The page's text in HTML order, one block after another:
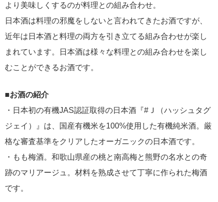
より美味しくするのが料理との組み合わせ。
日本酒は料理の邪魔をしないと言われてきたお酒ですが、
近年は日本酒と料理の両方を引き立てる組み合わせが楽し
まれています。日本酒は様々な料理との組み合わせを楽し
むことができるお酒です。
■お酒の紹介
・日本初の有機JAS認証取得の日本酒『#Ｊ（ハッシュタグ
ジェイ）』は、国産有機米を100%使用した有機純米酒。厳
格な審査基準をクリアしたオーガニックの日本酒です。
・もも梅酒。和歌山県産の桃と南高梅と熊野の名水との奇
跡のマリアージュ。材料を熟成させて丁寧に作られた梅酒
です。